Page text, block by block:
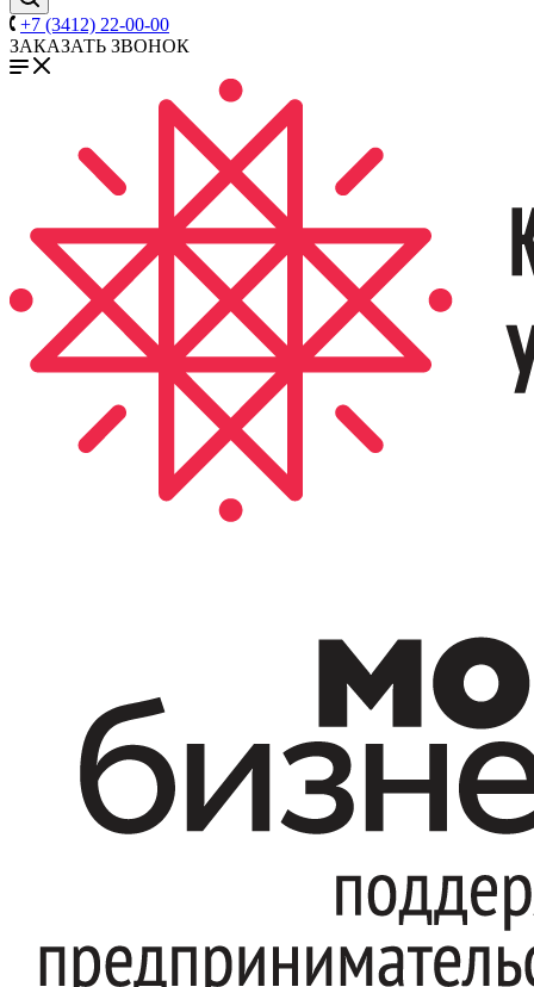
+7 (3412) 22-00-00
ЗАКАЗАТЬ ЗВОНОК